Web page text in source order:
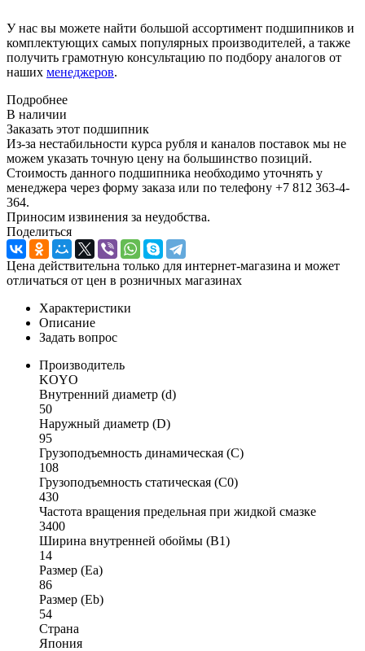
У нас вы можете найти большой ассортимент подшипников и
комплектующих самых популярных производителей, а также
получить грамотную консультацию по подбору аналогов от
наших менеджеров.
Подробнее
В наличии
Заказать этот подшипник
Из-за нестабильности курса рубля и каналов поставок мы не
можем указать точную цену на большинство позиций.
Стоимость данного подшипника необходимо уточнять у
менеджера через форму заказа или по телефону +7 812 363-4-
364.
Приносим извинения за неудобства.
Поделиться
Цена действительна только для интернет-магазина и может
отличаться от цен в розничных магазинах
Характеристики
Описание
Задать вопрос
Производитель
KOYO
Внутренний диаметр (d)
50
Наружный диаметр (D)
95
Грузоподъемность динамическая (C)
108
Грузоподъемность статическая (C0)
430
Частота вращения предельная при жидкой смазке
3400
Ширина внутренней обоймы (B1)
14
Размер (Ea)
86
Размер (Eb)
54
Страна
Япония